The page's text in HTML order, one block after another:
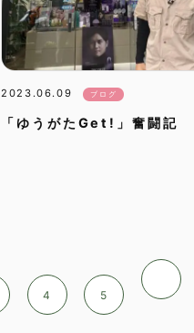
2023.06.09 ブログ
「ゆうがたGet!」奮闘記
4 5